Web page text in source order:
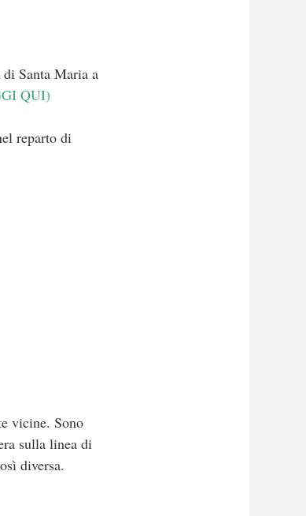
Santa Maria a
QUI)
reparto di
vicine. Sono
sulla linea di
diversa.